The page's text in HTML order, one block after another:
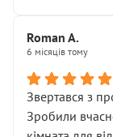
Roman A.
6 місяців тому
Звертався з
Зробили